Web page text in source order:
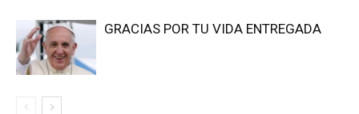
GRACIAS POR TU VIDA ENTREGADA